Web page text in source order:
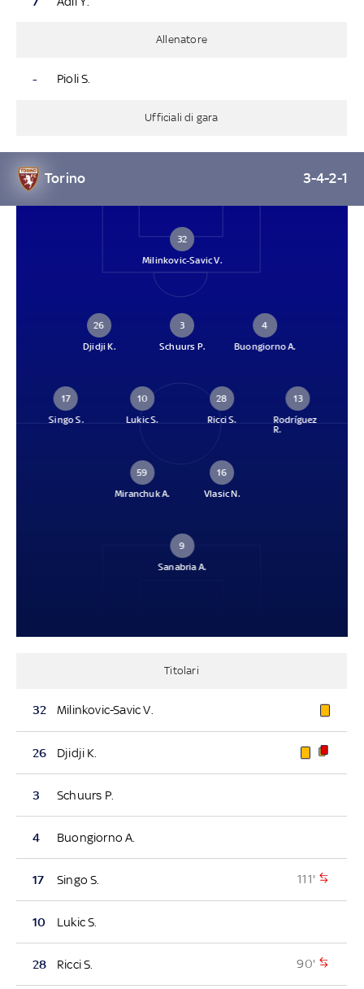
Allenatore
- Pioli S.
Ufficiali di gara
Torino 3-4-2-1
32
Milinkovic-Savic V.
26
Djidji K.
3
Schuurs P.
4
Buongiorno A.
17
Singo S.
10
Lukic S.
28
Ricci S.
13
Rodríguez
R.
16
Vlasic N.
59
Miranchuk A.
9
Sanabria A.
Titolari
32 Milinkovic-Savic V.
26 Djidji K.
3 Schuurs P.
4 Buongiorno A.
17 Singo S. 111'
10 Lukic S.
28 Ricci S. 90'